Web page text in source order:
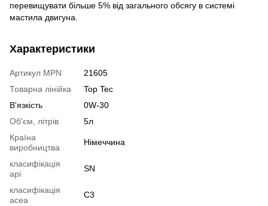
перевищувати більше 5% від загального обсягу в системі
мастила двигуна.
Характеристики
Артикул MPN
21605
Товарна лінійка
Top Tec
В'язкість
0W-30
Об'єм, літрів
5л
Країна
виробництва
Німеччина
класифікація
api
SN
класифікація
acea
C3